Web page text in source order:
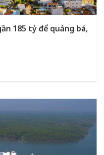
185 tỷ để quảng bá,